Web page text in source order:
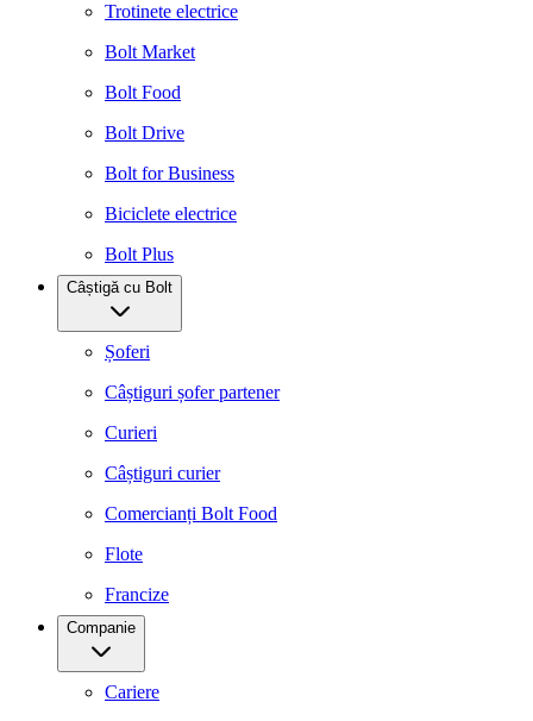
Trotinete electrice
Bolt Market
Bolt Food
Bolt Drive
Bolt for Business
Biciclete electrice
Bolt Plus
Câștigă cu Bolt
Șoferi
Câștiguri șofer partener
Curieri
Câștiguri curier
Comercianți Bolt Food
Flote
Francize
Companie
Cariere